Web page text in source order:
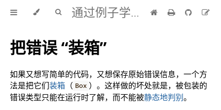
通过例子学 Rust 中文版
把错误 “装箱”
如果又想写简单的代码，又想保存原始错误信息，一个方
法是把它们装箱 （ Box ）。这样做的坏处就是，被包装的
错误类型只能在运行时了解，而不能被静态地判别。